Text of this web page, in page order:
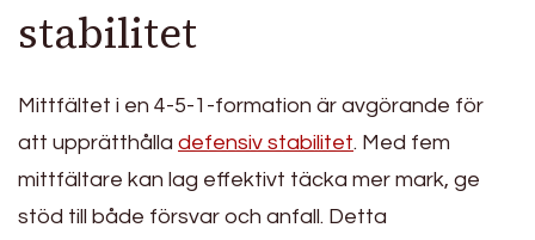
stabilitet
Mittfältet i en 4-5-1-formation är avgörande för
att upprätthålla defensiv stabilitet. Med fem
mittfältare kan lag effektivt täcka mer mark, ge
stöd till både försvar och anfall. Detta